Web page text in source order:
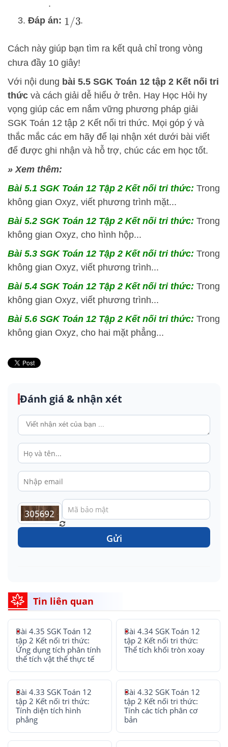
.
Đáp án: 1/3.
Cách này giúp bạn tìm ra kết quả chỉ trong vòng
chưa đầy 10 giây!
Với nội dung bài 5.5 SGK Toán 12 tập 2 Kết nối tri
thức và cách giải dễ hiểu ở trên. Hay Học Hỏi hy
vọng giúp các em nắm vững phương pháp giải
SGK Toán 12 tập 2 Kết nối tri thức. Mọi góp ý và
thắc mắc các em hãy để lại nhận xét dưới bài viết
để được ghi nhận và hỗ trợ, chúc các em học tốt.
» Xem thêm:
Bài 5.1 SGKToán 12 Tập 2 Kết nối tri thức: Trong
không gian Oxyz, viết phương trình mặt...
Bài 5.2 SGKToán 12 Tập 2 Kết nối tri thức: Trong
không gian Oxyz, cho hình hộp...
Bài 5.3 SGKToán 12 Tập 2 Kết nối tri thức: Trong
không gian Oxyz, viết phương trình...
Bài 5.4 SGKToán 12 Tập 2 Kết nối tri thức: Trong
không gian Oxyz, viết phương trình...
Bài 5.6 SGKToán 12 Tập 2 Kết nối tri thức: Trong
không gian Oxyz, cho hai mặt phẳng...
Đánh giá & nhận xét
Gửi
Tin liên quan
Bài 4.35 SGK Toán 12
tập 2 Kết nối tri thức:
Ứng dụng tích phân tính
thể tích vật thể thực tế
Bài 4.34 SGK Toán 12
tập 2 Kết nối tri thức:
Thể tích khối tròn xoay
Bài 4.33 SGK Toán 12
tập 2 Kết nối tri thức:
Tính diện tích hình
phẳng
Bài 4.32 SGK Toán 12
tập 2 Kết nối tri thức:
Tính các tích phân cơ
bản